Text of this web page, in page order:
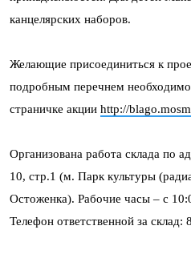
канцелярских наборов.
Желающие присоединиться к
подробным перечнем
страничке акции http://
Организована работа склада по
10, стр.1 (м. Парк культуры
Остоженка). Рабочие часы – с
Телефон ответственной за